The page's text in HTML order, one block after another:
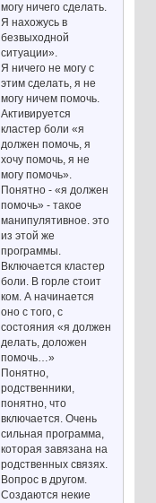
могу ничего сделать.
Я нахожусь в
безвыходной
ситуации».
Я ничего не могу с
этим сделать, я не
могу ничем помочь.
Активируется
кластер боли «я
должен помочь, я
хочу помочь, я не
могу помочь».
Понятно - «я должен
помочь» - такое
манипулятивное. это
из этой же
программы.
Включается кластер
боли. В горле стоит
ком. А начинается
оно с того, с
состояния «я должен
делать, доложен
помочь…»
Понятно,
родственники,
понятно, что
включается. Очень
сильная программа,
которая завязана на
родственных связях.
Вопрос в другом.
Создаются некие